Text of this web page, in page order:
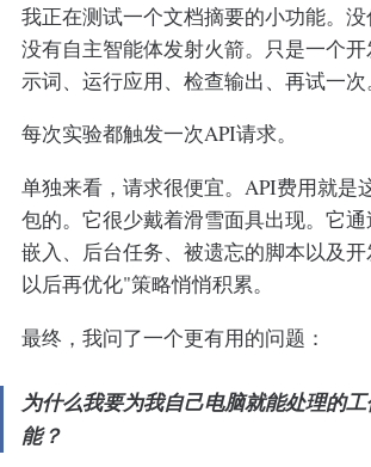
我正在测试一个文档摘要的小功能。没
没有自主智能体发射火箭。只是一个
示词、运行应用、检查输出、再试一次
每次实验都触发一次API请求。
单独来看，请求很便宜。API费用就是
包的。它很少戴着滑雪面具出现。它通
嵌入、后台任务、被遗忘的脚本以及
以后再优化"策略悄悄积累。
最终，我问了一个更有用的问题：
为什么我要为我自己电脑就能处理的
能？